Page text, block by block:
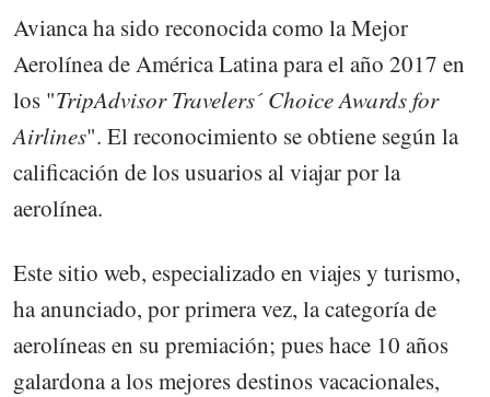
Avianca ha sido reconocida como la Mejor
Aerolínea de América Latina para el año 2017 en
los "TripAdvisor Travelers´ Choice Awards for
Airlines". El reconocimiento se obtiene según la
calificación de los usuarios al viajar por la
aerolínea.
Este sitio web, especializado en viajes y turismo,
ha anunciado, por primera vez, la categoría de
aerolíneas en su premiación; pues hace 10 años
galardona a los mejores destinos vacacionales,